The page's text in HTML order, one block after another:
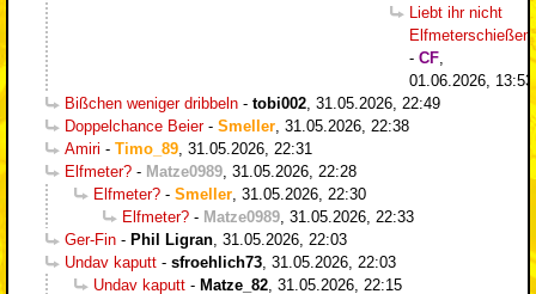
Liebt ihr nicht
- CF
01.06.2026, 13:53
Bißchen weniger dribbeln - tobi002 31.05.2026, 22:49
Doppelchance Beier- Smeller 31.05.2026, 22:38
Amiri - Timo_89 31.05.2026, 22:31
Elfmeter? - Matze0989 31.05.2026, 22:28
Elfmeter? - Smeller 31.05.2026, 22:30
Elfmeter? - Matze0989 31.05.2026, 22:33
Ger-Fin - Phil Ligran 31.05.2026, 22:03
Undav kaputt - sfroehlich73 31.05.2026, 22:03
Undav kaputt - Matze_82 31.05.2026, 22:15